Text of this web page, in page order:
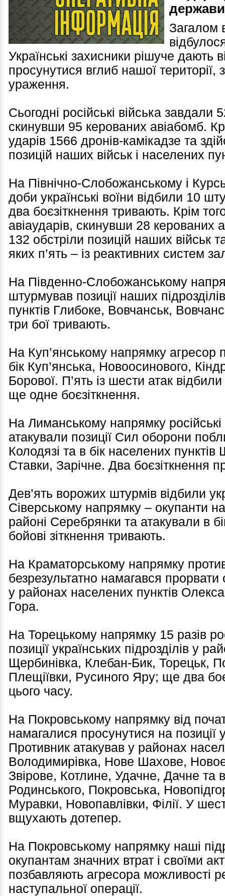
Загалом
Українські захисники рішуче дають
просунутися вглиб нашої
ураження.
Сьогодні російські війська завдали
скинувши 95 керованих авіабомб.
ударів 1566 дронів-камікадзе та
позицій наших військ і населених
На Північно-Слобожанському і
доби українські воїни відбили 10
два боєзіткнення тривають. Крім
авіаударів, скинувши 28 керованих
132 обстріли позицій наших військ
яких п’ять – із реактивних систем
На Південно-Слобожанському
штурмував позиції наших
пунктів Глибоке, Вовчанськ,
три бої тривають.
На Куп’янському напрямку агресор
бік Куп’янська, Новоосинового,
Борової. П’ять із шести атак відбили
ще одне боєзіткнення.
На Лиманському напрямку російські
атакували позиції Сил оборони
Колодязі та в бік населених
Ставки, Зарічне. Два боєзіткнення
Дев’ять ворожих штурмів відбили
Сіверському напрямку – окупанти
районі Серебрянки та атакували в
бойові зіткнення тривають.
На Краматорському напрямку
безрезультатно намагався
у районах населених пунктів
Гора.
На Торецькому напрямку 15 разів
позиції українських підрозділів у
Щербинівка, Клебан-Бик, Торецьк,
Плещіївки, Русиного Яру; ще два
цього часу.
На Покровському напрямку від
намагалися просунутися на позиції
Противник атакував у районах
Володимирівка, Нове Шахове,
Звірове, Котлине, Удачне, Дачне та
Родинського, Покровська,
Муравки, Новопавлівки, Філії. У
вщухають дотепер.
На Покровському напрямку наші
окупантам значних втрат і своїми
позбавляють агресора можливості
наступальної операції.